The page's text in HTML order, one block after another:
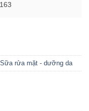
Sữa rửa mặt - dưỡng da